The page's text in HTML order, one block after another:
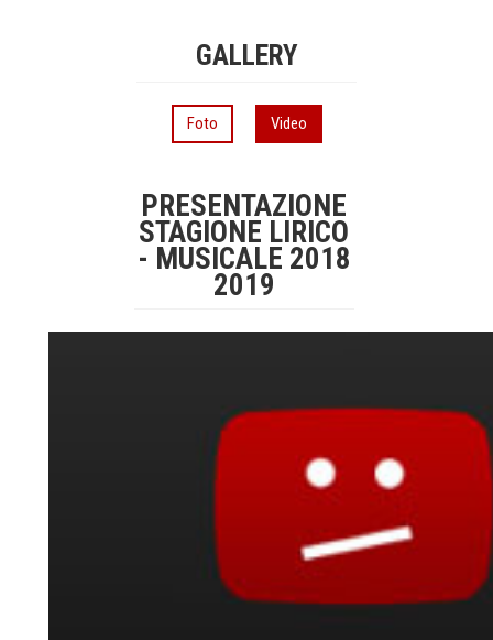
GALLERY
Foto Video
PRESENTAZIONE
STAGIONE LIRICO
- MUSICALE 2018
2019